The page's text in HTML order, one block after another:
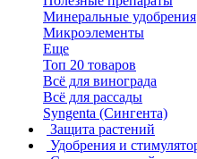
Минеральные удобрения
Микроэлементы
Еще
Топ 20 товаров
Всё для винограда
Всё для рассады
Syngenta (Сингента)
Защита растений
Удобрения и